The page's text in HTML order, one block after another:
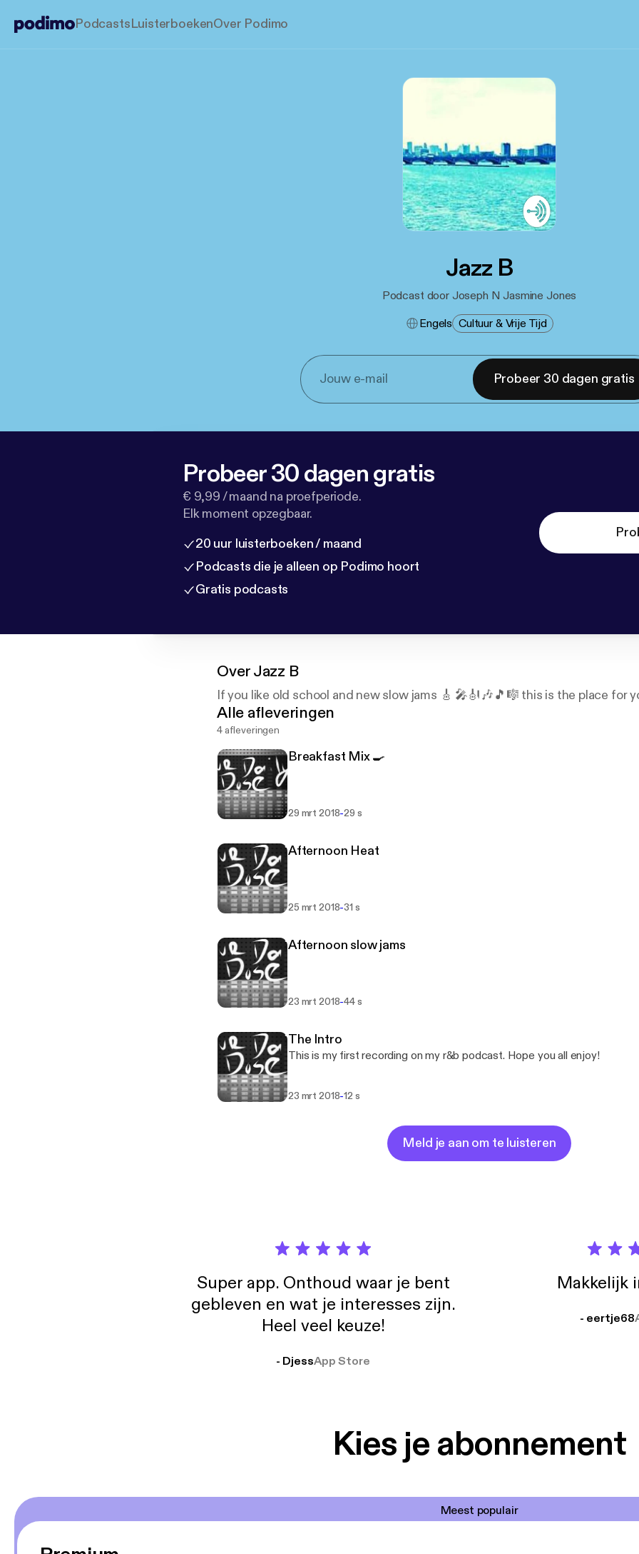
PodcastsLuisterboekenOver Podimo
Jazz B
Podcast door Joseph N Jasmine Jones
Engels Cultuur & Vrije Tijd
Probeer 30 dagen gratis
Probeer 30 dagen gratis
€ 9,99 / maand na proefperiode.
Elk moment opzegbaar.
20 uur luisterboeken / maand
Podcasts die je alleen op Podimo hoort
Gratis podcasts
OverJazz B
If you like old school and new slow jams 🎸 🎤🎻🎶🎵🎼 this is the place for
Alle afleveringen
4 afleveringen
Breakfast Mix 🍳
29 mrt 2018-29 s
Afternoon Heat
25 mrt 2018-31 s
Afternoon slow jams
23 mrt 2018-44 s
The Intro
This is my first recording on my r&b podcast. Hope you all enjoy!
23 mrt 2018-12 s
Meld je aan om te luisteren
Super app. Onthoud waar je bent
gebleven en wat je interesses zijn.
Heel veel keuze!
- DjessApp Store
Makkelijk
- eertje68
Kies je abonnement
Meest populair